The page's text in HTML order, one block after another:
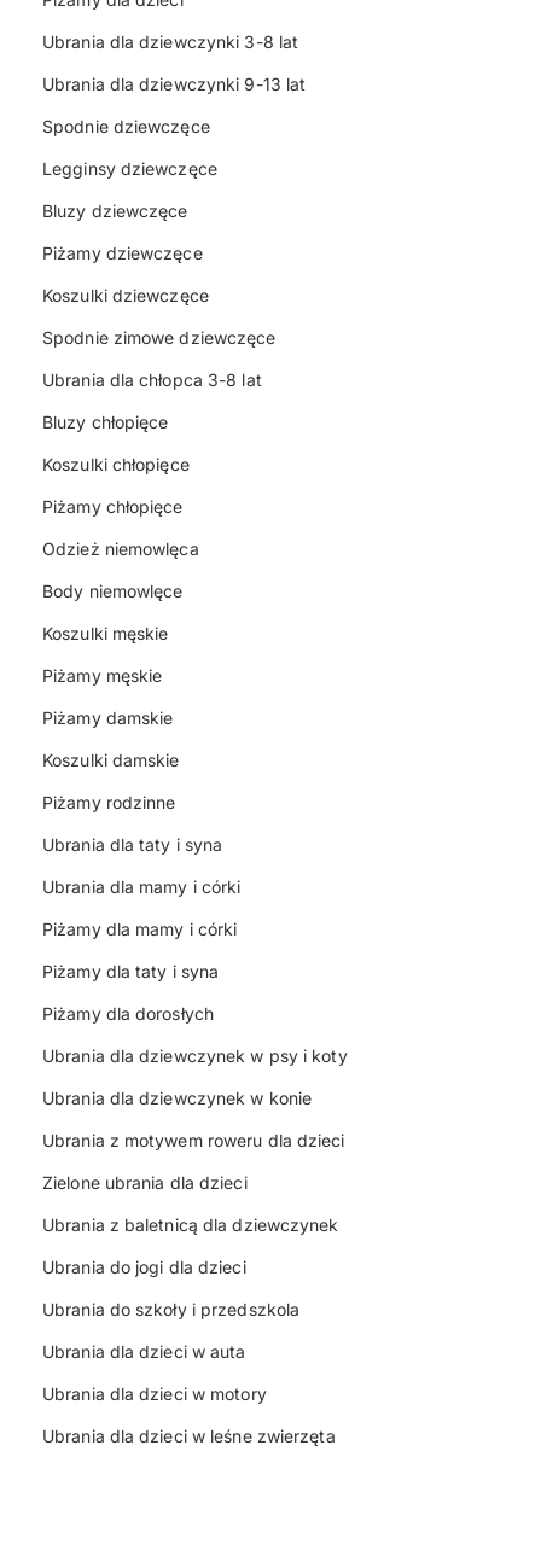
Ubrania dla dziewczynki 3-8 lat
Ubrania dla dziewczynki 9-13 lat
Spodnie dziewczęce
Legginsy dziewczęce
Bluzy dziewczęce
Piżamy dziewczęce
Koszulki dziewczęce
Spodnie zimowe dziewczęce
Ubrania dla chłopca 3-8 lat
Bluzy chłopięce
Koszulki chłopięce
Piżamy chłopięce
Odzież niemowlęca
Body niemowlęce
Koszulki męskie
Piżamy męskie
Piżamy damskie
Koszulki damskie
Piżamy rodzinne
Ubrania dla taty i syna
Ubrania dla mamy i córki
Piżamy dla mamy i córki
Piżamy dla taty i syna
Piżamy dla dorosłych
Ubrania dla dziewczynek w psy i koty
Ubrania dla dziewczynek w konie
Ubrania z motywem roweru dla dzieci
Zielone ubrania dla dzieci
Ubrania z baletnicą dla dziewczynek
Ubrania do jogi dla dzieci
Ubrania do szkoły i przedszkola
Ubrania dla dzieci w auta
Ubrania dla dzieci w motory
Ubrania dla dzieci w leśne zwierzęta